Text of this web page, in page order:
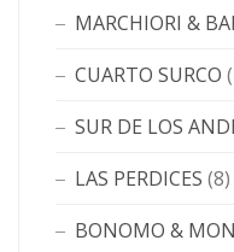
MARCHIORI &
CUARTO SURCO
SUR DE LOS
LAS PERDICES (8)
BONOMO &